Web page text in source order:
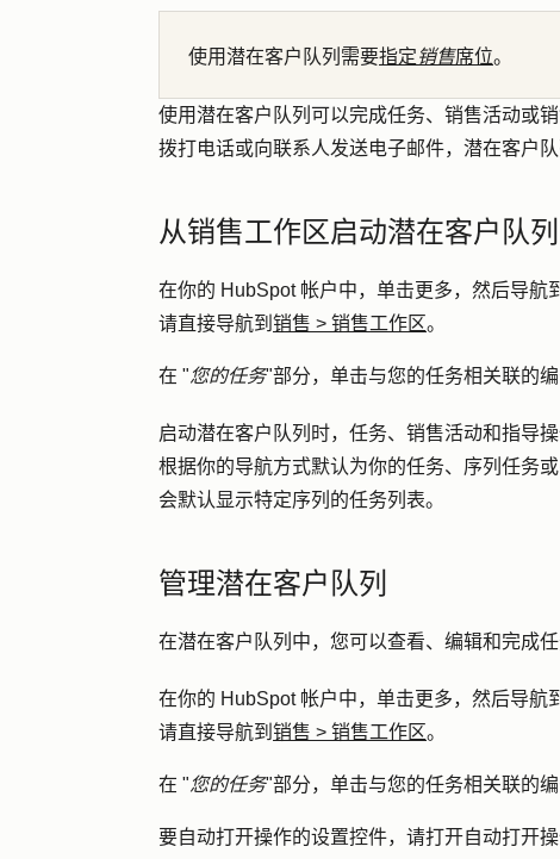
使用潜在客户队列需要指定销售席位。
使用潜在客户队列可以完成任务、销售活动或
拨打电话或向联系人发送电子邮件，潜在客户队
从销售工作区启动潜在客户队列
在你的 HubSpot 帐户中，单击更多，然后导航
请直接导航到 销售 > 销售工作区。
在 "您的任务"部分，单击与您的任务相关联的
启动潜在客户队列时，任务、销售活动和指导
根据你的导航方式默认为你的任务、序列任务
会默认显示特定序列的任务列表。
管理潜在客户队列
在潜在客户队列中，您可以查看、编辑和完成
在你的 HubSpot 帐户中，单击更多，然后导航
请直接导航到 销售 > 销售工作区。
在 "您的任务"部分，单击与您的任务相关联的
要自动打开操作的设置控件，请打开自动打开